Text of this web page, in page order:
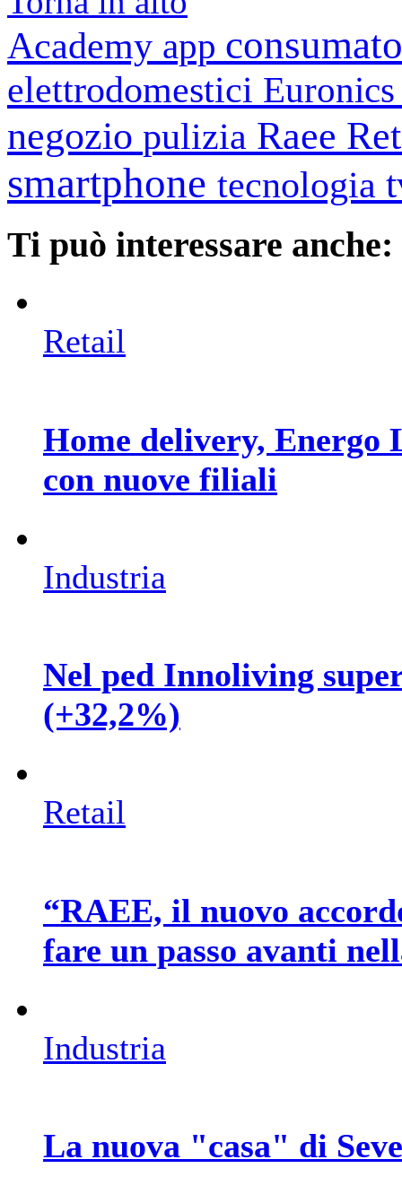
Academy app
elettrodomestici
negozio pulizia Raee
smartphone tecnologia
Ti può interessare anche:
Retail
Home delivery,
con nuove filiali
Industria
Nel ped Innoliving
(+32,2%)
Retail
“RAEE, il nuovo
fare un passo avanti
Industria
La nuova "casa" di